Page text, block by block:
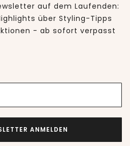
auf dem Laufenden:
über Styling-Tipps
- ab sofort verpasst
ANMELDEN